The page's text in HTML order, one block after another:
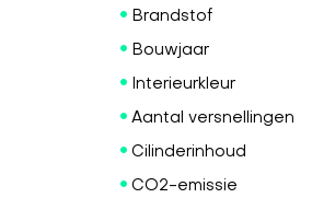
Brandstof
Bouwjaar
Interieurkleur
Aantal versnellingen
Cilinderinhoud
CO2-emissie